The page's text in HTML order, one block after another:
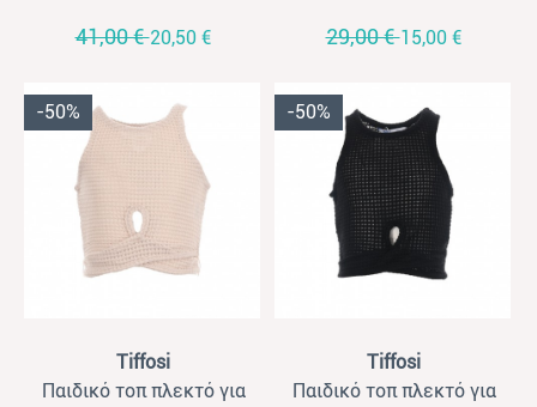
41,00 €20,50 € 29,00 €15,00 €
-50%
Tiffosi
Παιδικό τοπ πλεκτό για
-50%
Tiffosi
Παιδικό τοπ πλεκτό για